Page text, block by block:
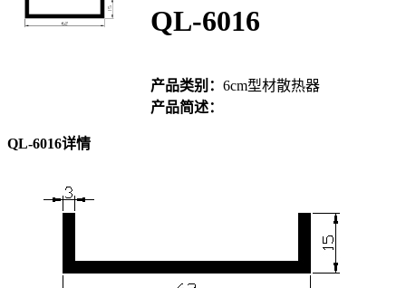
QL-6016
产品类别： 6cm型材散热器
产品简述：
QL-6016详情